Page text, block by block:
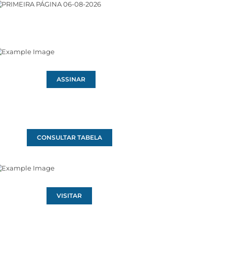
ASSINAR
CONSULTAR TABELA
VISITAR